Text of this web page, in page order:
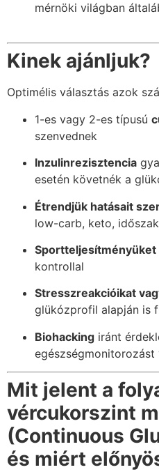
mérnöki világban
Kinek ajánljuk?
Optimélis választás azok
1-es vagy 2-es típusú
szenvednek
Inzulinrezisztencia
esetén követnék a
Étrendjük hatásait
low-carb, keto,
Sportteljesítményüket
kontrollal
Stresszreakcióikat
glükózprofil alapján is
Biohacking iránt
egészségmonitorozást
Mit jelent a
vércukorszint
(Continuous
és miért